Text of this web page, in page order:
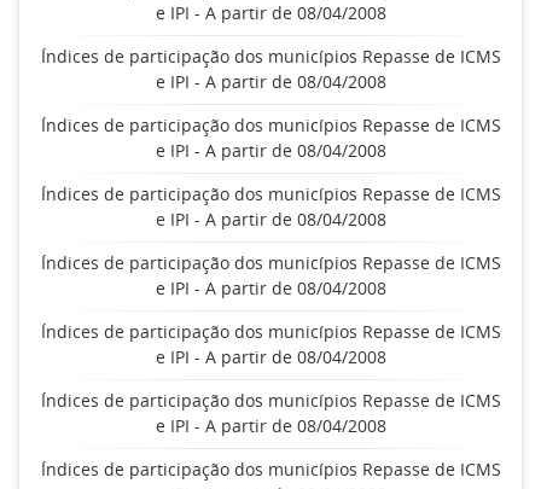
e IPI - A partir de 08/04/2008
Índices de participação dos municípios Repasse de ICMS
e IPI - A partir de 08/04/2008
Índices de participação dos municípios Repasse de ICMS
e IPI - A partir de 08/04/2008
Índices de participação dos municípios Repasse de ICMS
e IPI - A partir de 08/04/2008
Índices de participação dos municípios Repasse de ICMS
e IPI - A partir de 08/04/2008
Índices de participação dos municípios Repasse de ICMS
e IPI - A partir de 08/04/2008
Índices de participação dos municípios Repasse de ICMS
e IPI - A partir de 08/04/2008
Índices de participação dos municípios Repasse de ICMS